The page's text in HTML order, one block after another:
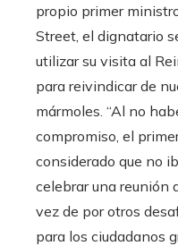
propio primer
Street, el dignatario
utilizar su visita al
para reivindicar de
mármoles. “Al no
compromiso, el
considerado que no
celebrar una reunión
vez de por otros
para los ciudadanos